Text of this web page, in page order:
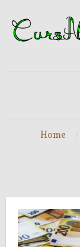
Home